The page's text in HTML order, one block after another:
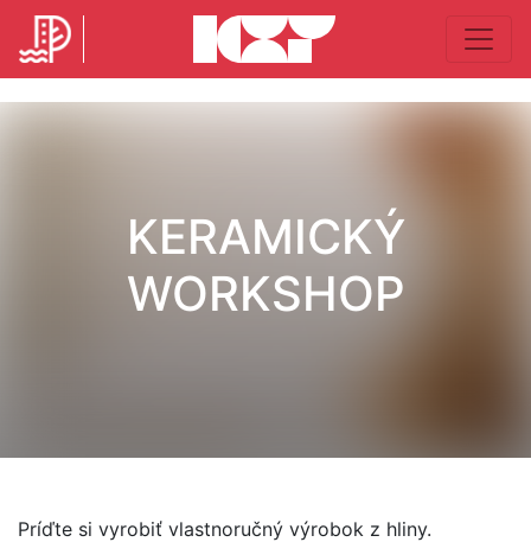
KERAMICKÝ
WORKSHOP
Príďte si vyrobiť vlastnoručný výrobok z hliny.